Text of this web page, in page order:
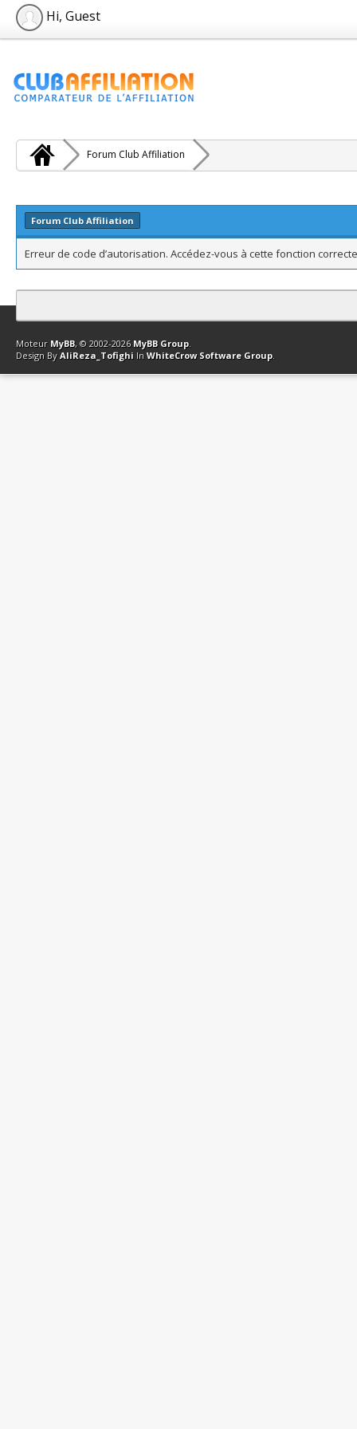
Hi, Guest
Forum Club Affiliation
Forum Club Affiliation
Erreur de code d’autorisation. Accédez-vous à cette fonction
Contact Club Affiliation Retourner en haut Version bas-débit
Moteur MyBB, © 2002-2026 MyBB Group.
Design By AliReza_Tofighi In WhiteCrow Software Group.